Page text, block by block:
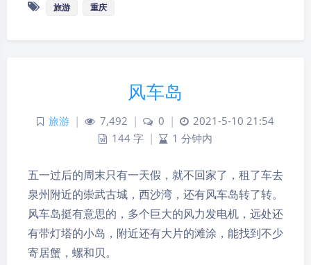
旅游 重庆
风车岛
旅游 | 7,492 | 0 |
2021-5-10 21:54
144 字 | 1 分钟内
五一过后的周末只有一天假，就不回家了，租了车去
泉州附近的崇武古城，西沙湾，还有风车岛转了转。
风车岛挺有意思的，多个巨大的风力发电机，远处还
有带灯塔的小岛，附近还有大片的滩涂，能找到不少
寄居蟹，螺和贝。